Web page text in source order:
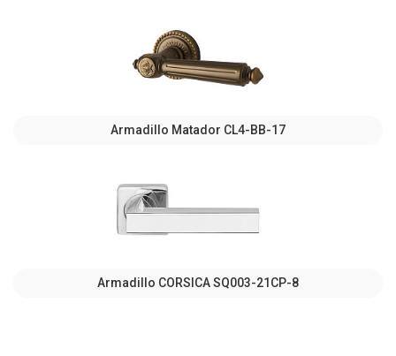
Armadillo Matador CL4-BB-17
Armadillo CORSICA SQ003-21CP-8